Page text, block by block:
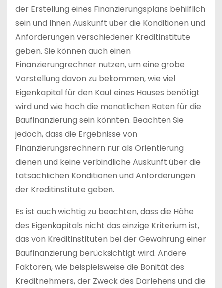
der Erstellung eines Finanzierungsplans behilflich
sein und Ihnen Auskunft über die Konditionen und
Anforderungen verschiedener Kreditinstitute
geben. Sie können auch einen
Finanzierungrechner nutzen, um eine grobe
Vorstellung davon zu bekommen, wie viel
Eigenkapital für den Kauf eines Hauses benötigt
wird und wie hoch die monatlichen Raten für die
Baufinanzierung sein könnten. Beachten Sie
jedoch, dass die Ergebnisse von
Finanzierungsrechnern nur als Orientierung
dienen und keine verbindliche Auskunft über die
tatsächlichen Konditionen und Anforderungen
der Kreditinstitute geben.
Es ist auch wichtig zu beachten, dass die Höhe
des Eigenkapitals nicht das einzige Kriterium ist,
das von Kreditinstituten bei der Gewährung einer
Baufinanzierung berücksichtigt wird. Andere
Faktoren, wie beispielsweise die Bonität des
Kreditnehmers, der Zweck des Darlehens und die